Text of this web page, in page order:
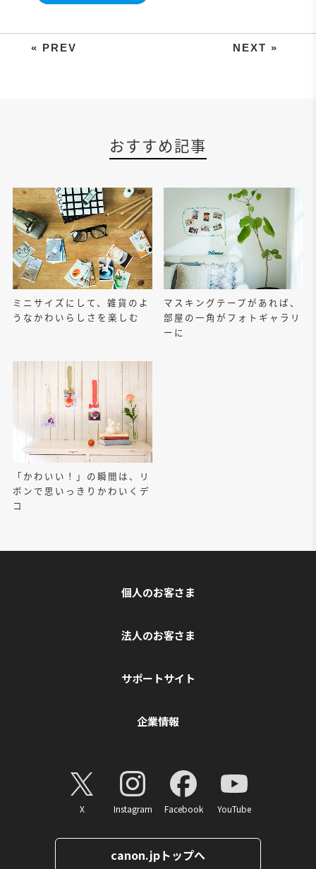
飾っておきたい記念アイテムは、
おすすめ記事
ミニサイズにして、雑貨のよ
うなかわいらしさを楽しむ
マスキングテープがあれば、
部屋の一角がフォトギャラリ
ーに
「かわいい！」の瞬間は、リ
ボンで思いっきりかわいくデ
コ
個人のお客さま
法人のお客さま
サポートサイト
企業情報
X Instagram Facebook YouTube
canon.jpトップへ